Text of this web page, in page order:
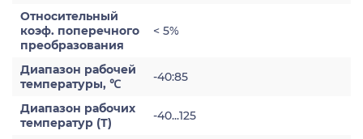
Относительный
коэф. поперечного
преобразования
< 5%
Диапазон рабочей
температуры, ℃
-40:85
Диапазон рабочих
температур (Т)
-40...125